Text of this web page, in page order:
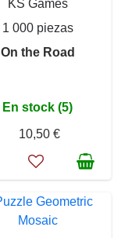
KS Games
1 000 piezas
On the Road
En stock (5)
10,50 €